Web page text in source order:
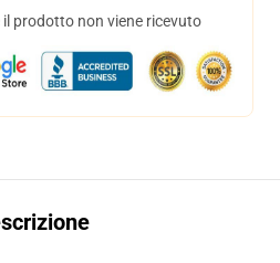
prodotto non viene ricevuto